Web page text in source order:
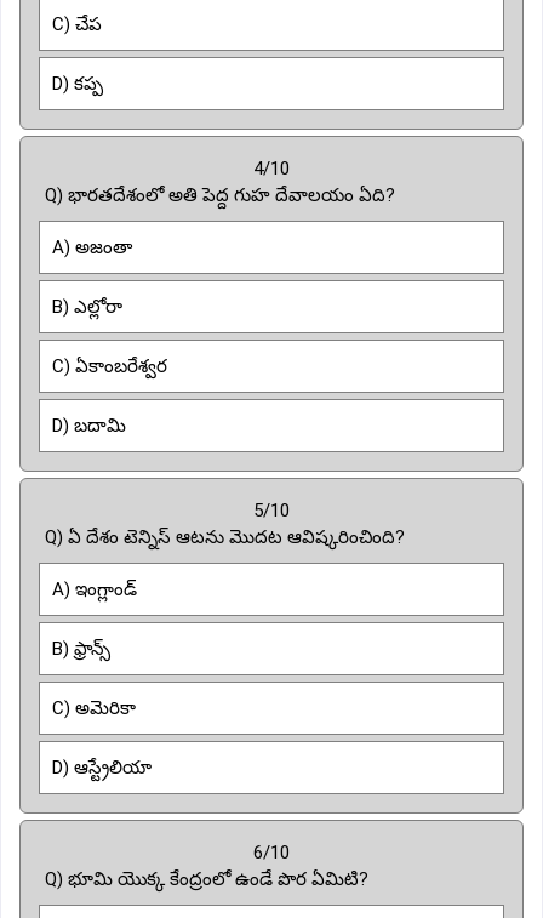
C) చేప
D) కప్ప
4/10
Q) భారతదేశంలో అతి పెద్ద గుహ దేవాలయం ఏది?
A) అజంతా
B) ఎల్లోరా
C) ఏకాంబరేశ్వర
D) బదామి
5/10
Q) ఏ దేశం టెన్నిస్ ఆటను మొదట ఆవిష్కరించింది?
A) ఇంగ్లాండ్
B) ఫ్రాన్స్
C) అమెరికా
D) ఆస్ట్రేలియా
6/10
Q) భూమి యొక్క కేంద్రంలో ఉండే పొర ఏమిటి?